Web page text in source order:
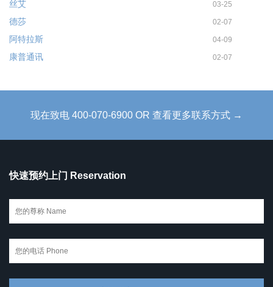
丝艾 03-25
德莎 02-07
阿特拉斯 04-09
康普通讯 02-07
现在致电 400-070-6900 OR 查看更多联系方式 →
快速预约上门 Reservation